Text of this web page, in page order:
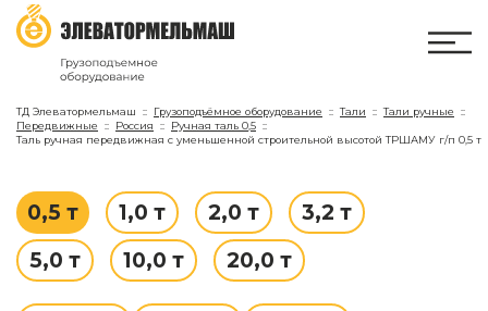
ТД Элеватормельмаш Грузоподъёмное оборудование Тали
Тали ручные
Передвижные
Россия
Ручная таль 0,5
Таль ручная передвижная с уменьшенной строительной высотой ТРШАМУ г/п 0,5 т
0,5 т 1,0 т 2,0 т
3,2 т
5,0 т
10,0 т 20,0 т